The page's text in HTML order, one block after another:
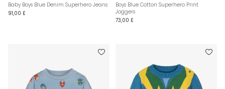
Baby Boys Blue Denim Superhero Jeans
91,00 £
Boys Blue Cotton Superhero Print
Joggers
73,00 £